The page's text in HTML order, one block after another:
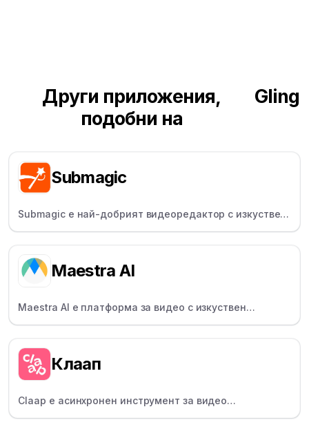
Други приложения,
подобни на
Gling
Submagic
Submagic е най-добрият видеоредактор с изкуствен
интелект. Добавяйте viral на над 100 езика към всяко
Maestra AI
Maestra AI е платформа за видео с изкуствен
интелект за глобални създатели, която предлага
езика.
Клаап
Claap е асинхронен инструмент за видео
сътрудничество за отдалечени екипи, който